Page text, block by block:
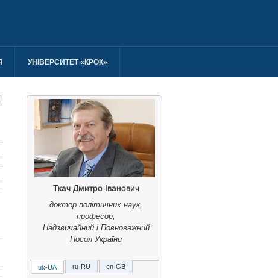
УНІВЕРСИТЕТ «КРОК»
Ткач Дмитро Іванович
доктор політичних наук,
професор,
Надзвичайний і Повноважний
Посол України
Ткач Дмитрий Иванович
uk-UA ru-RU en-GB